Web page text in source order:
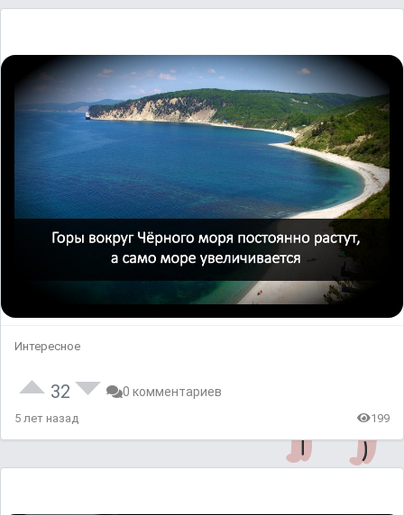
Интересное
32 0 комментариев
5 лет назад 199